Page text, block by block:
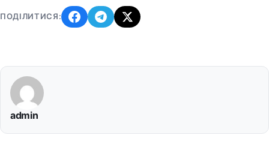
ПОДІЛИТИСЯ:
admin